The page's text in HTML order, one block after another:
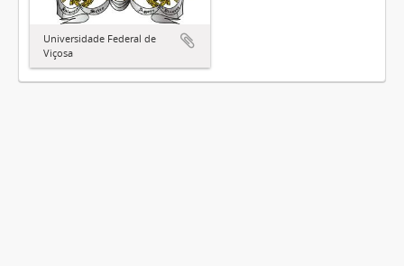
Universidade Federal de
Viçosa